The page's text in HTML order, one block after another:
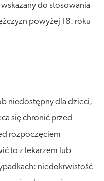
do stosowania
powyżej 18. roku
niedostępny dla dzieci,
się chronić przed
rozpoczęciem
to z lekarzem lub
niedokrwistość